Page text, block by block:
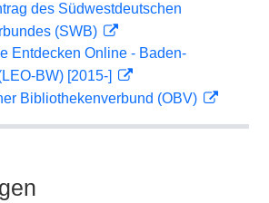
des Südwestdeutschen
(SWB)
Entdecken Online - Baden-
BW) [2015-]
Bibliothekenverbund (OBV)